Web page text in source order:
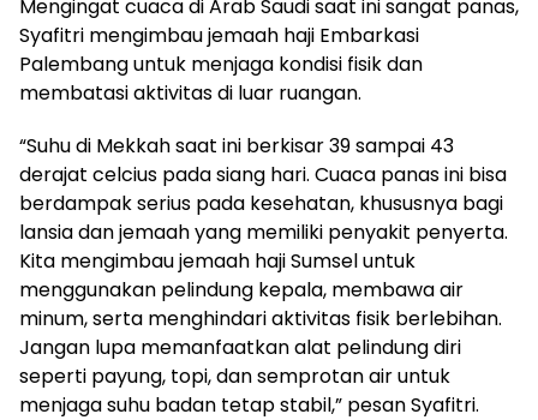
Mengingat cuaca di Arab Saudi saat ini sangat panas,
Syafitri mengimbau jemaah haji Embarkasi
Palembang untuk menjaga kondisi fisik dan
membatasi aktivitas di luar ruangan.
“Suhu di Mekkah saat ini berkisar 39 sampai 43
derajat celcius pada siang hari. Cuaca panas ini bisa
berdampak serius pada kesehatan, khususnya bagi
lansia dan jemaah yang memiliki penyakit penyerta.
Kita mengimbau jemaah haji Sumsel untuk
menggunakan pelindung kepala, membawa air
minum, serta menghindari aktivitas fisik berlebihan.
Jangan lupa memanfaatkan alat pelindung diri
seperti payung, topi, dan semprotan air untuk
menjaga suhu badan tetap stabil,” pesan Syafitri.